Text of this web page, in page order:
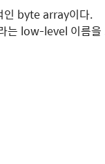
인 byte array이다.
low-level 이름을